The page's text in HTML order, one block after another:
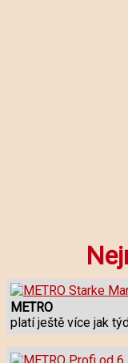
METRO
platí ještě více jak